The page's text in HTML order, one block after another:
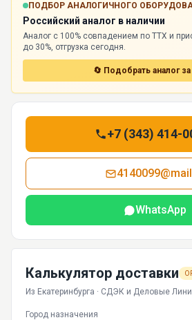
ПОДБОР АНАЛОГИЧНОГО
Российский аналог в наличии
Аналог с 100% совпадением по ТТХ и
до 30%, отгрузка сегодня.
🔄 Подобрать аналог
+7 (343) 414-
WhatsApp
Калькулятор доставки
Из Екатеринбурга · СДЭК и Деловые
Город назначения